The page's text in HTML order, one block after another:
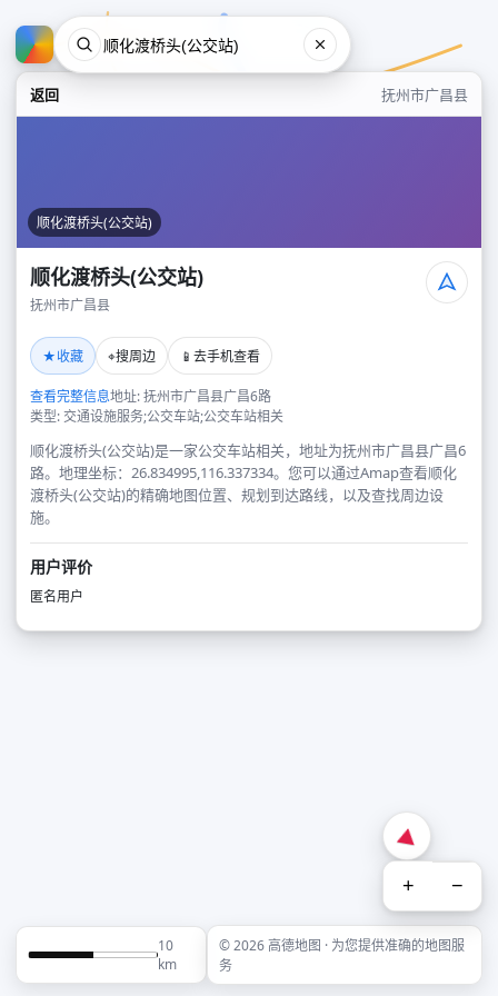
返回 抚州市广昌县
顺化渡桥头(公交站)
顺化渡桥头(公交站)
抚州市广昌县
★收藏 ⌖搜周边 📱 去手机查看
查看完整信息地址: 抚州市广昌县广昌6路
类型: 交通设施服务;公交车站;公交车站相关
顺化渡桥头(公交站)是一家公交车站相关，地址为抚州市广昌县广昌6
路。地理坐标：26.834995,116.337334。您可以通过Amap查看顺化
渡桥头(公交站)的精确地图位置、规划到达路线，以及查找周边设
施。
用户评价
匿名用户
+ −
10
km
© 2026 高德地图 · 为您提供准确的地图服
务